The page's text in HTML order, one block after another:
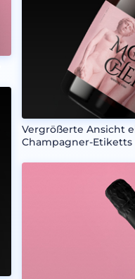
Vergrößerte Ansicht
Champagner-Etiketts